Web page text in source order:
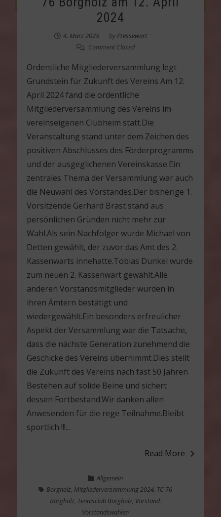
2024
4. März 2025 by Pressewart
Comment Closed
Ordentliche Mitgliederversammlung legt
Grundstein für Zukunft des Vereins Am 12.
April 2024 fand die ordentliche
Mitgliederversammlung des Vereins im
vereinseigenen Clubheim statt.Die
Veranstaltung stand unter dem Zeichen des
positiven Abschlusses des Förderprogramms
und der ausgeglichenen Vereinskasse.Ein
zentrales Thema der Versammlung war auch
die Neuwahl des Vorstandes.Der bisherige 1.
Vorsitzende Gerhard Brast stand aus
persönlichen Gründen nicht mehr zur
Wahl.Als sein Nachfolger wurde Michael von
Detten gewählt, der zuvor das Amt des 2.
Kassenwarts innehatte.Tobias Dunkel wurde
zum neuen 2. Kassenwart gewählt.Alle
anderen Vorstandsmitglieder wurden in
ihren Ämtern bestätigt und
wiedergewählt.Ein besonders erfreulicher
Aspekt der Versammlung war die Tatsache,
dass die nächste Generation zunehmend die
Geschicke des Vereins übernimmt.Dies stellt
die Zukunft des Vereins nach fast 50 Jahren
Bestehen auf solide Beine und sichert
dessen Fortbestand.Wir danken allen
Anwesenden für die rege Teilnahme.Bleibt
sportlich !!!...
Read More
Allgemein
Borgholz, Mitgliederversammlung 2024, TC 76
Borgholz, Tennisclub Borgholz, Vorstand,
Vorstandswahlen